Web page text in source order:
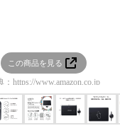
この商品を見る
： https://www.amazon.co.jp